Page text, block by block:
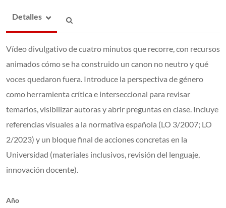
Detalles
Vídeo divulgativo de cuatro minutos que recorre, con recursos
animados cómo se ha construido un canon no neutro y qué
voces quedaron fuera. Introduce la perspectiva de género
como herramienta crítica e interseccional para revisar
temarios, visibilizar autoras y abrir preguntas en clase. Incluye
referencias visuales a la normativa española (LO 3/2007; LO
2/2023) y un bloque final de acciones concretas en la
Universidad (materiales inclusivos, revisión del lenguaje,
innovación docente).
Año